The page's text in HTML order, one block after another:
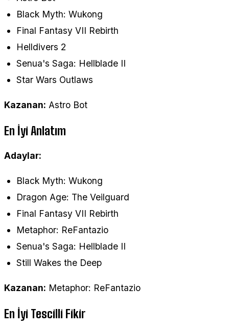
Black Myth: Wukong
Final Fantasy VII Rebirth
Helldivers 2
Senua's Saga: Hellblade II
Star Wars Outlaws
Kazanan: Astro Bot
En İyi Anlatım
Adaylar:
Black Myth: Wukong
Dragon Age: The Veilguard
Final Fantasy VII Rebirth
Metaphor: ReFantazio
Senua's Saga: Hellblade II
Still Wakes the Deep
Kazanan: Metaphor: ReFantazio
En İyi Tescilli Fikir